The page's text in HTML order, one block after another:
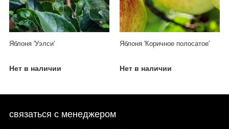
Яблоня 'Уэлси'
Нет в наличии
Яблоня 'Коричное полосатое'
Нет в наличии
связаться с менеджером